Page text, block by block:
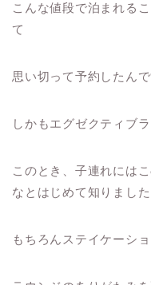
こんな値段で泊まれる
て
思い切って予約したんで
しかもエグゼクティブ
このとき、子連れには
なとはじめて知りました
もちろんステイケーシ